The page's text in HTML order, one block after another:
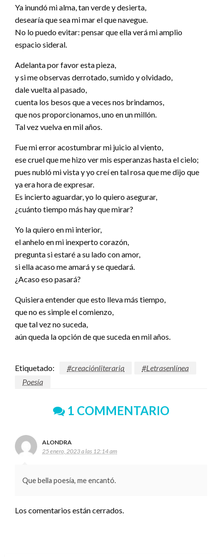
Ya inundó mi alma, tan verde y desierta,
desearía que sea mi mar el que navegue.
No lo puedo evitar: pensar que ella verá mi amplio
espacio sideral.
Adelanta por favor esta pieza,
y si me observas derrotado, sumido y olvidado,
dale vuelta al pasado,
cuenta los besos que a veces nos brindamos,
que nos proporcionamos, uno en un millón.
Tal vez vuelva en mil años.
Fue mi error acostumbrar mi juicio al viento,
ese cruel que me hizo ver mis esperanzas hasta el cielo;
pues nubló mi vista y yo creí en tal rosa que me dijo que
ya era hora de expresar.
Es incierto aguardar, yo lo quiero asegurar,
¿cuánto tiempo más hay que mirar?
Yo la quiero en mi interior,
el anhelo en mi inexperto corazón,
pregunta si estaré a su lado con amor,
si ella acaso me amará y se quedará.
¿Acaso eso pasará?
Quisiera entender que esto lleva más tiempo,
que no es simple el comienzo,
que tal vez no suceda,
aún queda la opción de que suceda en mil años.
Etiquetado: #creaciónliteraria
#Letrasenlínea
Poesía
1 COMMENTARIO
ALONDRA
25 enero, 2023 a las 12:14 am
Que bella poesía, me encantó.
Los comentarios están cerrados.